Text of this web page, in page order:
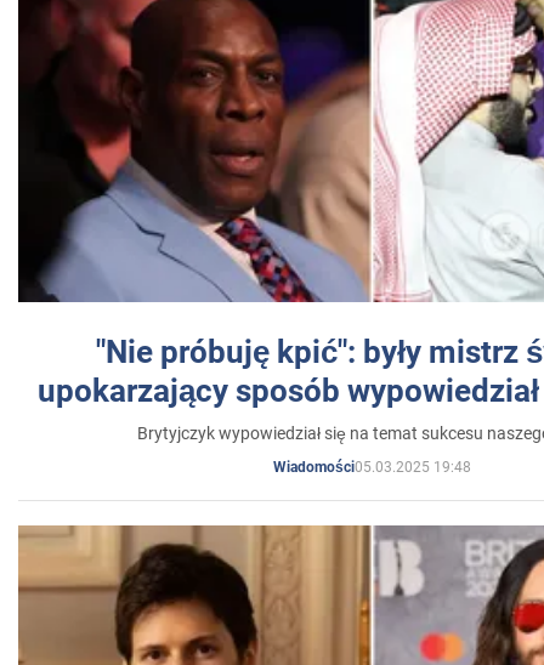
"Nie próbuję kpić": były mistrz
upokarzający sposób
Brytyjczyk wypowiedział się na temat sukcesu
Wiadomości05.03.2025 19:48